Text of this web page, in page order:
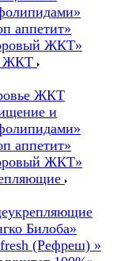
аппетит»
ЖКТ»
ЖКТ
ЖКТ
и
аппетит»
ЖКТ»
Билоба»
(Рефреш) »